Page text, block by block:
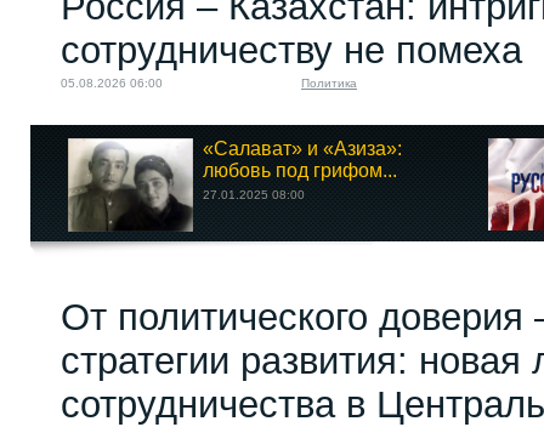
сотрудничеству не помеха
05.08.2026 06:00 Политика
«Салават» и «Азиза»:
любовь под грифом...
27.01.2025 08:00
От политического
стратегии развития: новая
сотрудничества в